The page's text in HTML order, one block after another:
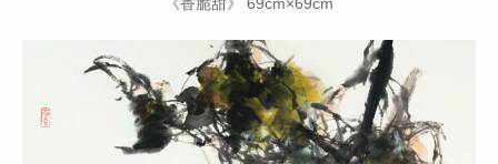
《香脆甜》 69cm×69cm